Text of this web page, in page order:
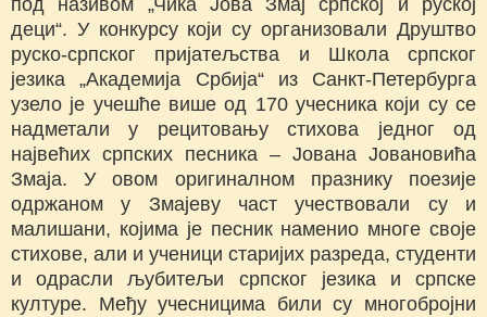
под називом „Чика Јова Змај српској и руској
деци“. У конкурсу који су организовали Друштво
руско-српског пријатељства и Школа српског
језика „Академија Србија“ из Санкт-Петербурга
узело је учешће више од 170 учесника који су се
надметали у рецитовању стихова једног од
највећих српских песника – Јована Јовановића
Змаја. У овом оригиналном празнику поезије
одржаном у Змајеву част учествовали су и
малишани, којима је песник наменио многе своје
стихове, али и ученици старијих разреда, студенти
и одрасли љубитељи српског језика и српске
културе. Међу учесницима били су многобројни